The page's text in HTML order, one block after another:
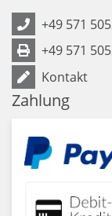
+49 571
+49 571
Kontakt
Zahlung